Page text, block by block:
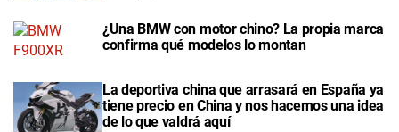
¿Una BMW con motor chino? La propia marca
confirma qué modelos lo montan
La deportiva china que arrasará en España ya
tiene precio en China y nos hacemos una idea
de lo que valdrá aquí